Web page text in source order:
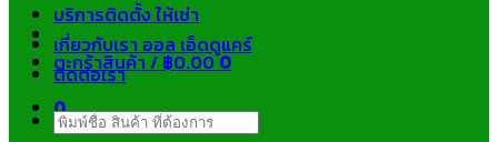
ตะกร้าสินค้า /฿0.000
0
บริการติดตั้ง ให้เช่า
เกี่ยวกับเรา ออล เอ็ดดูแคร์
ติดต่อเรา
ค้นหา: